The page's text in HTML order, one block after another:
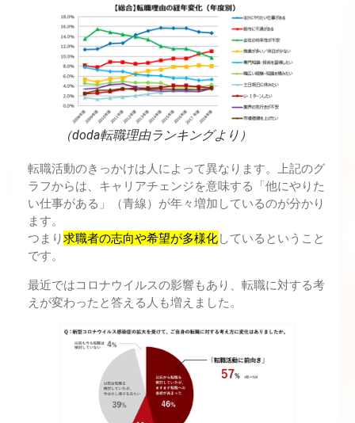
（doda転職理由ランキングより）
転職活動のきっかけは人によって異なります。上記のグ
ラフからは、キャリアチェンジを意味する「他にやりた
い仕事がある」（青線）が年々増加しているのが分かり
ます。
つまり求職者の志向や希望が多様化しているということ
です。
最近ではコロナウイルスの影響もあり、転職に対する考
えが変わったと答える人も増えました。